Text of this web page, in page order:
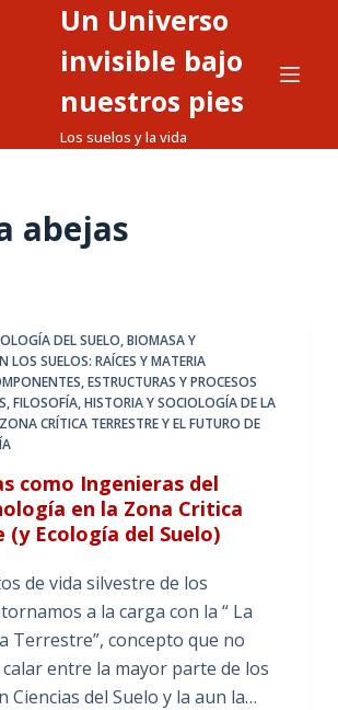
Un Universo
invisible bajo
nuestros pies
Los suelos y la vida
abejas
DEL SUELO,BIOMASA Y
LOS SUELOS: RAÍCES Y MATERIA
ESTRUCTURAS Y PROCESOS
,FILOSOFÍA, HISTORIA Y SOCIOLOGÍA DE LA
ZONA CRÍTICA TERRESTRE Y EL FUTURO DE
como Ingenieras del
en la Zona Critica
Ecología del Suelo)
de vida silvestre de los
a la carga con la “ La
Terrestre”, concepto que no
entre la mayor parte de los
Ciencias del Suelo y la aun la…